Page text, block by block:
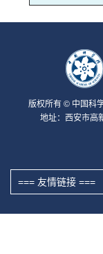
版权所有 © 中国科
地址：西安市高
=== 友情链接 ===